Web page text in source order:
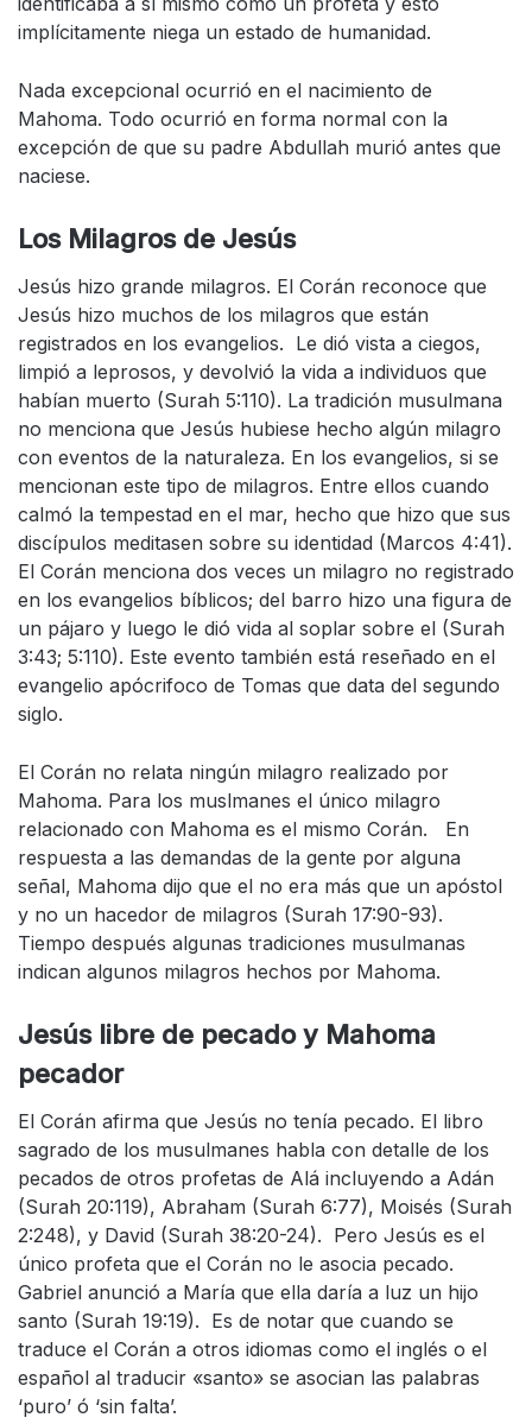
implícitamente niega un estado de humanidad.
Nada excepcional ocurrió en el nacimiento de
Mahoma. Todo ocurrió en forma normal con la
excepción de que su padre Abdullah murió antes que
naciese.
Los Milagros de Jesús
Jesús hizo grande milagros. El Corán reconoce que
Jesús hizo muchos de los milagros que están
registrados en los evangelios. Le dió vista a ciegos,
limpió a leprosos, y devolvió la vida a individuos que
habían muerto (Surah 5:110). La tradición musulmana
no menciona que Jesús hubiese hecho algún milagro
con eventos de la naturaleza. En los evangelios, si se
mencionan este tipo de milagros. Entre ellos cuando
calmó la tempestad en el mar, hecho que hizo que sus
discípulos meditasen sobre su identidad (Marcos 4:41).
El Corán menciona dos veces un milagro no registrado
en los evangelios bíblicos; del barro hizo una figura de
un pájaro y luego le dió vida al soplar sobre el (Surah
3:43; 5:110). Este evento también está reseñado en el
evangelio apócrifoco de Tomas que data del segundo
siglo.
El Corán no relata ningún milagro realizado por
Mahoma. Para los muslmanes el único milagro
relacionado con Mahoma es el mismo Corán. En
respuesta a las demandas de la gente por alguna
señal, Mahoma dijo que el no era más que un apóstol
y no un hacedor de milagros (Surah 17:90-93).
Tiempo después algunas tradiciones musulmanas
indican algunos milagros hechos por Mahoma.
Jesús libre de pecado y Mahoma
pecador
El Corán afirma que Jesús no tenía pecado. El libro
sagrado de los musulmanes habla con detalle de los
pecados de otros profetas de Alá incluyendo a Adán
(Surah 20:119), Abraham (Surah 6:77), Moisés (Surah
2:248), y David (Surah 38:20-24). Pero Jesús es el
único profeta que el Corán no le asocia pecado.
Gabriel anunció a María que ella daría a luz un hijo
santo (Surah 19:19). Es de notar que cuando se
traduce el Corán a otros idiomas como el inglés o el
español al traducir «santo» se asocian las palabras
‘puro’ ó ‘sin falta’.